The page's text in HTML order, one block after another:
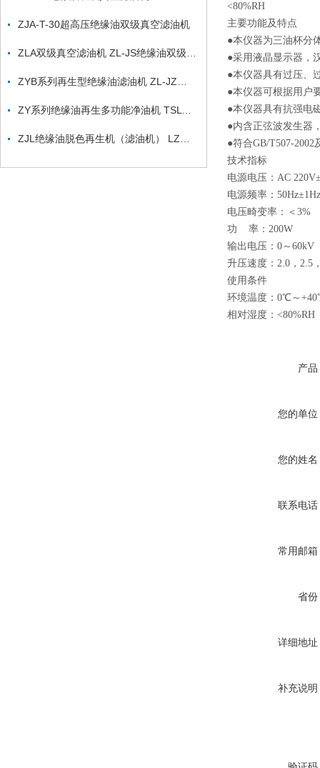
ZJA-T-30超高压绝缘油双级真空滤油机
<80%RH
主要功能及特点
●本仪器为三油杯分
●采用液晶显示器，
●本仪器具有过压、
●本仪器可根据用户
●本仪器具有抗强电
●内含正弦波发生器
●符合GB/T507-2002
技术指标
电源电压：AC
电源频率：50Hz±1Hz
电压畸变率：＜3%
功 率：200W
输出电压：0～
升压速度：2.0，2.5
使用条件
环境温度：0℃～
相对湿度：<80%RH
产品
您的单位
您的姓名
联系电话
常用邮箱
省份
详细地址
补充说明